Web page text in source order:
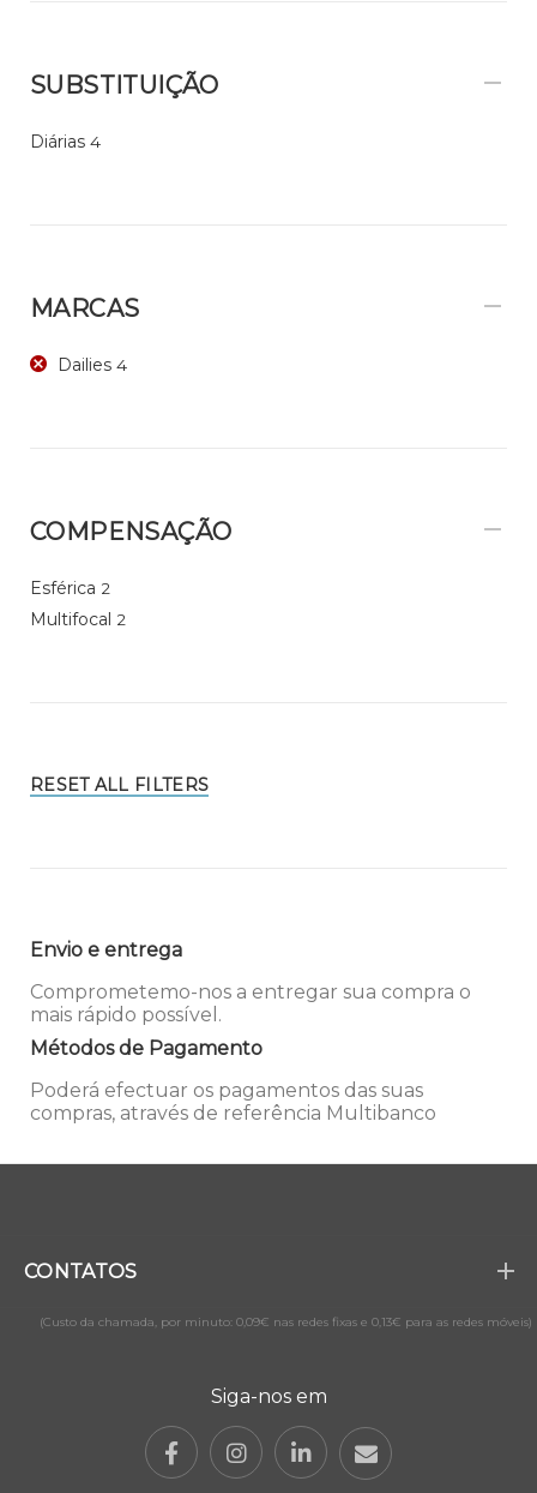
SUBSTITUIÇÃO
Diárias 4
MARCAS
Dailies 4
COMPENSAÇÃO
Esférica 2
Multifocal 2
RESET ALL FILTERS
Envio e entrega
Comprometemo-nos a entregar sua compra o
mais rápido possível.
Métodos de Pagamento
Poderá efectuar os pagamentos das suas
compras, através de referência Multibanco
CONTATOS
(Custo da chamada, por minuto: 0,09€ nas redes fixas e 0,13€ para as redes móveis)
Siga-nos em